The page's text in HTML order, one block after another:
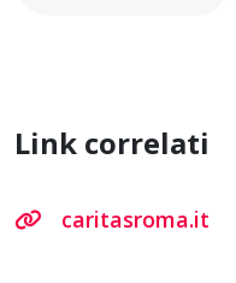
Link correlati
caritasroma.it